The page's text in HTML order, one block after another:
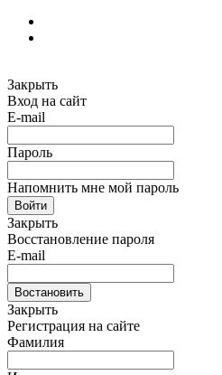
Закрыть
Вход на сайт
E-mail
Пароль
Напомнить мне мой пароль
Войти
Закрыть
Восстановление пароля
E-mail
Востановить
Закрыть
Регистрация на сайте
Фамилия